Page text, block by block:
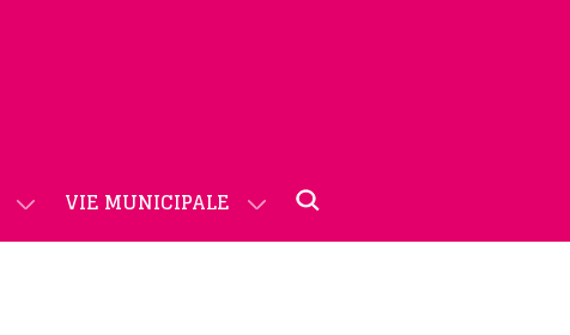
VIE MUNICIPALE